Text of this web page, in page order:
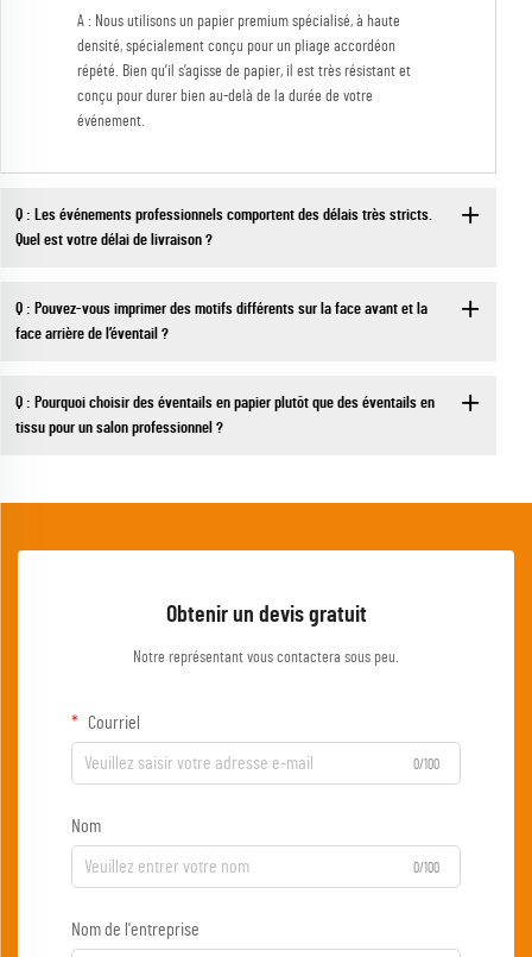
A : Nous utilisons un papier premium spécialisé, à haute
densité, spécialement conçu pour un pliage accordéon
répété. Bien qu’il s’agisse de papier, il est très résistant et
conçu pour durer bien au-delà de la durée de votre
événement.
Q : Les événements professionnels comportent des délais très stricts.
Quel est votre délai de livraison ?
Q : Pouvez-vous imprimer des motifs différents sur la face avant et la
face arrière de l’éventail ?
Q : Pourquoi choisir des éventails en papier plutôt que des éventails en
tissu pour un salon professionnel ?
Obtenir un devis gratuit
Notre représentant vous contactera sous peu.
Courriel
0/100
Nom
0/100
Nom de l'entreprise